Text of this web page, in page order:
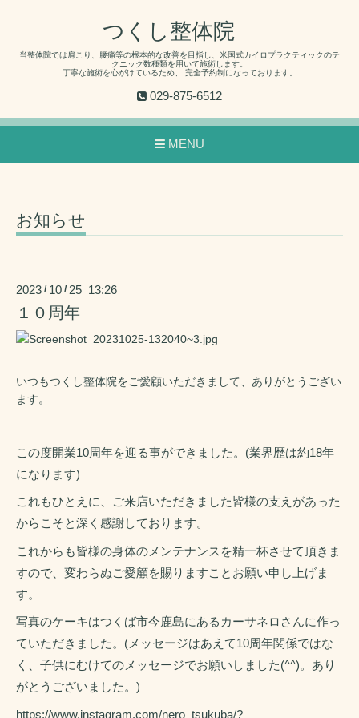
つくし整体院
当整体院では肩こり、腰痛等の根本的な改善を目指し、米国式カイロプラクティックのテ
クニック数種類を用いて施術します。
丁寧な施術を心がけているため、 完全予約制になっております。
029-875-6512
MENU
お知らせ
2023 / 10 / 25 13:26
１０周年
いつもつくし整体院をご愛顧いただきまして、ありがとうござい
ます。
この度開業10周年を迎る事ができました。(業界歴は約18年
になります)
これもひとえに、ご来店いただきました皆様の支えがあった
からこそと深く感謝しております。
これからも皆様の身体のメンテナンスを精一杯させて頂きま
すので、変わらぬご愛顧を賜りますことお願い申し上げま
す。
写真のケーキはつくば市今鹿島にあるカーサネロさんに作っ
ていただきました。(メッセージはあえて10周年関係ではな
く、子供にむけてのメッセージでお願いしました(^^)。あり
がとうございました。)
https://www.instagram.com/nero_tsukuba/?